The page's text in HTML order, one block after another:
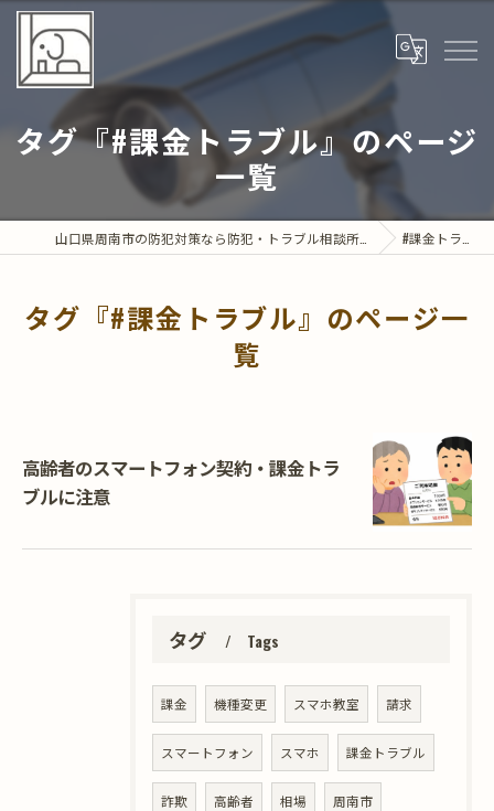
タグ『#課金トラブル』のページ
一覧
#課金トラブル
タグ『#課金トラブル』のページ一
覧
高齢者のスマートフォン契約・課金トラ
ブルに注意
タグ Tags
課金 機種変更 スマホ教室 請求
スマートフォン スマホ 課金トラブル
詐欺 高齢者 相場 周南市